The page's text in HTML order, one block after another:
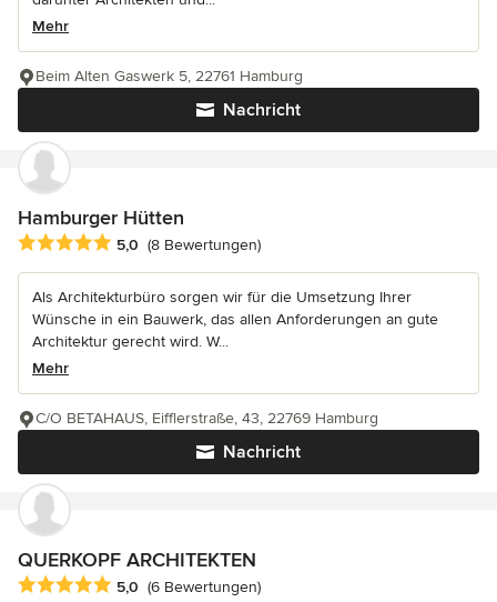
Mehr
Nachricht
Beim Alten Gaswerk 5, 22761 Hamburg
Hamburger Hütten
Durchschnittliche Bewertung: 5 von 5 Sternen
5,0 (8 Bewertungen)
Als Architekturbüro sorgen wir für die Umsetzung Ihrer
Wünsche in ein Bauwerk, das allen Anforderungen an gute
Architektur gerecht wird. W...
Mehr
Nachricht
C/O BETAHAUS, Eifflerstraße, 43, 22769 Hamburg
QUERKOPF ARCHITEKTEN
Durchschnittliche Bewertung: 5 von 5 Sternen
5,0 (6 Bewertungen)